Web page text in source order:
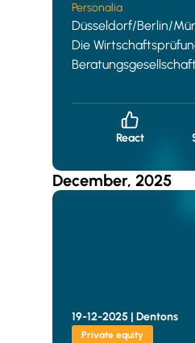
Personalia
Düsseldorf/Berlin/
Die
React
December, 2025
19-12-2025 | Dentons
Private equity